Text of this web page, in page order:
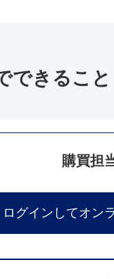
できること
購買担
ログインしてオン